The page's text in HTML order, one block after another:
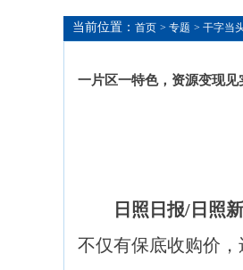
当前位置： 首页 > 专题 > 干字当
一片区一特色，资源变现
日照日报/日照
不仅有保底收购价